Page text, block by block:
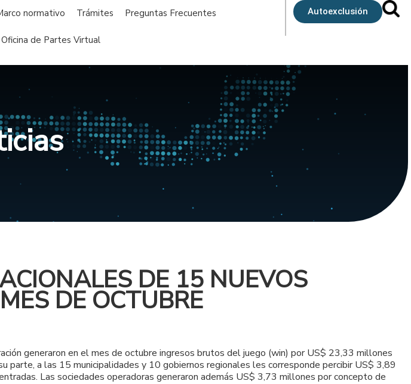
normativo Trámites Preguntas Frecuentes
Oficina de Partes Virtual
Autoexclusión
DE 15 NUEVOS
DE OCTUBRE
generaron en el mes de octubre ingresos brutos del juego (win) por US$ 23,33 millones
a las 15 municipalidades y 10 gobiernos regionales les corresponde percibir US$ 3,89
Las sociedades operadoras generaron además US$ 3,73 millones por concepto de